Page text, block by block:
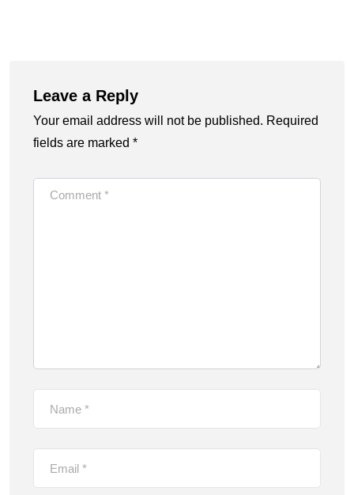
Leave a Reply
Your email address will not be published. Required
fields are marked *